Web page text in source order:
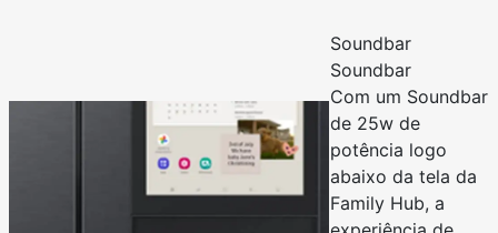
Soundbar
Soundbar
Com um Soundbar
de 25w de
potência logo
abaixo da tela da
Family Hub, a